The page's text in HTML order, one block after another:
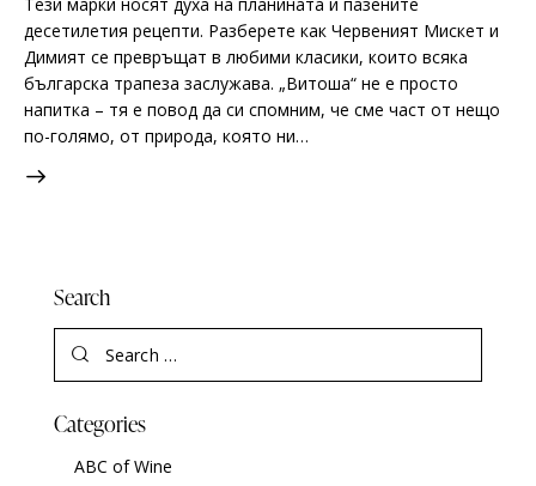
десетилетия рецепти. Разберете как Червеният Мискет и
Димият се превръщат в любими класики, които всяка
българска трапеза заслужава. „Витоша“ не е просто
напитка – тя е повод да си спомним, че сме част от нещо
по-голямо, от природа, която ни…
Search
Categories
ABC of Wine